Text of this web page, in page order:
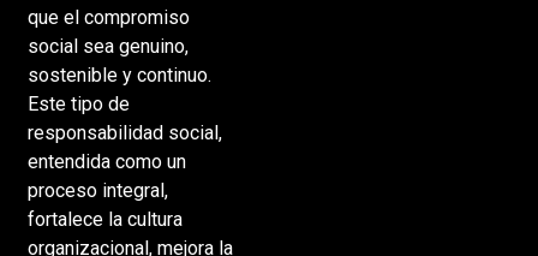
que el compromiso
social sea genuino,
sostenible y continuo.
Este tipo de
responsabilidad social,
entendida como un
proceso integral,
fortalece la cultura
organizacional, mejora la